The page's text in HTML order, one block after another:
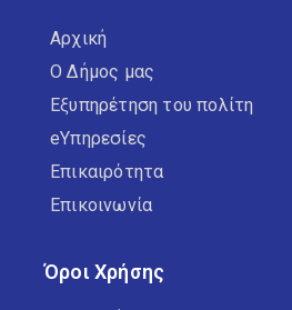
Αρχική
Ο Δήμος μας
Εξυπηρέτηση του πολίτη
eΥπηρεσίες
Επικαιρότητα
Επικοινωνία
Όροι Χρήσης